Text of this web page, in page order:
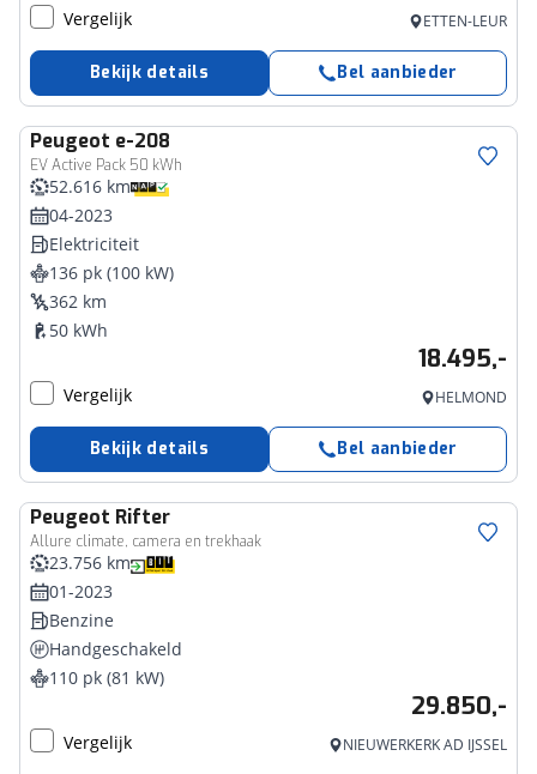
Vergelijk ETTEN-LEUR
Bekijk details Bel aanbieder
Peugeot e-208
EV Active Pack 50 kWh
52.616 km
04-2023
Elektriciteit
136 pk (100 kW)
362 km
50 kWh
18.495,-
Vergelijk HELMOND
Bekijk details Bel aanbieder
Peugeot Rifter
Allure climate, camera en trekhaak
23.756 km
01-2023
Benzine
Handgeschakeld
110 pk (81 kW)
29.850,-
Vergelijk NIEUWERKERK AD IJSSEL